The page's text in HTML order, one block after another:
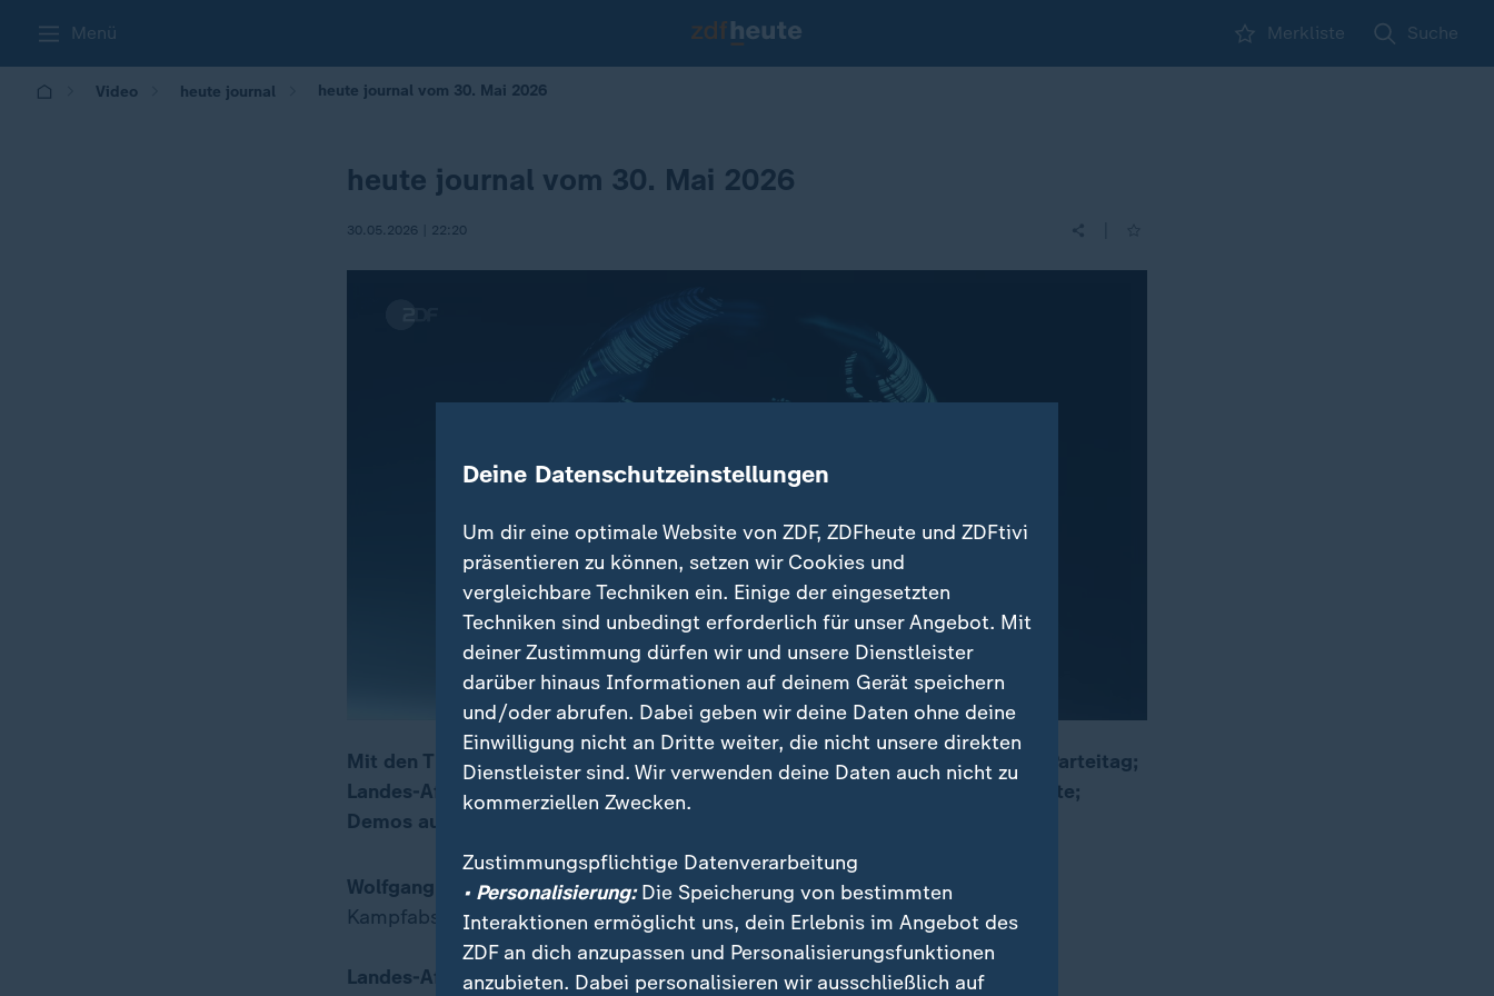
Menü Merkliste Suche
Video heute journal heute journal vom 30. Mai 2026
heute journal vom 30. Mai 2026
30.05.2026 | 22:20
00:17 15:40
Mit den Themen: Wolfgang Kubicki wird FDP-Chef - Kampfabstimmung auf Parteitag;
Landes-AfD beschließt Wahlprogramme - Zwei Verbände setzen Schwerpunkte;
Demos auf der Brennerautobahn - Proteste gegen Verkehrsbelastung
Wolfgang Kubicki wird FDP-Chef
Kampfabstimmung auf Parteitag
Landes-AfD beschließt Wahlprogramme
Deine Datenschutzeinstellungen
Um dir eine optimale Website von ZDF, ZDFheute und ZDFtivi
präsentieren zu können, setzen wir Cookies und
vergleichbare Techniken ein. Einige der eingesetzten
Techniken sind unbedingt erforderlich für unser Angebot. Mit
deiner Zustimmung dürfen wir und unsere Dienstleister
darüber hinaus Informationen auf deinem Gerät speichern
und/oder abrufen. Dabei geben wir deine Daten ohne deine
Einwilligung nicht an Dritte weiter, die nicht unsere direkten
Dienstleister sind. Wir verwenden deine Daten auch nicht zu
kommerziellen Zwecken.
Zustimmungspflichtige Datenverarbeitung
• Personalisierung:Die Speicherung von bestimmten
Interaktionen ermöglicht uns, dein Erlebnis im Angebot des
ZDF an dich anzupassen und Personalisierungsfunktionen
anzubieten. Dabei personalisieren wir ausschließlich auf